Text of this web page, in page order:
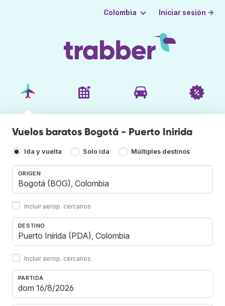
Colombia Iniciar sesión →
Vuelos baratos Bogotá - Puerto Inirida
Ida y vuelta Solo ida Múltiples destinos
ORIGEN
Incluir aerop. cercanos
DESTINO
Incluir aerop. cercanos
PARTIDA